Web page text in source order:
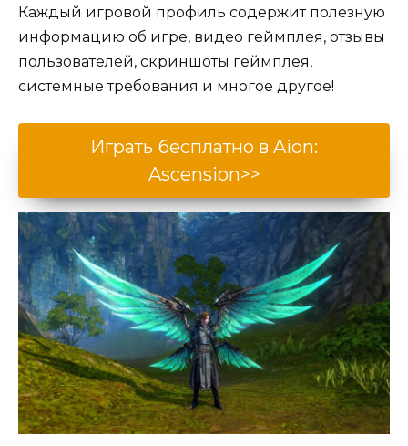
Каждый игровой профиль содержит полезную
информацию об игре, видео геймплея, отзывы
пользователей, скриншоты геймплея,
системные требования и многое другое!
Играть бесплатно в Aion:
Ascension>>